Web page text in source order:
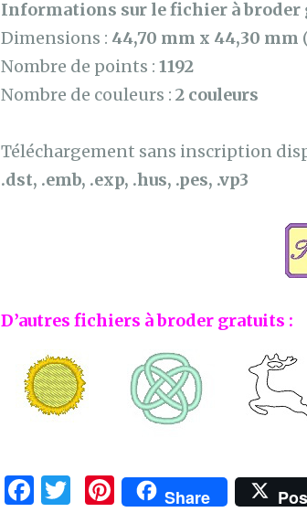
Informations sur le fichier à broder
Dimensions : 44,70 mm x 44,30 mm
Nombre de points : 1192
Nombre de couleurs : 2 couleurs
Téléchargement sans inscription
.dst, .emb, .exp, .hus, .pes, .vp3
D’autres fichiers à broder gratuits :
F
T
Pi
Share